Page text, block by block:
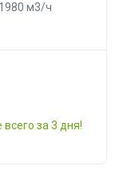
м3/ч
за 3 дня!